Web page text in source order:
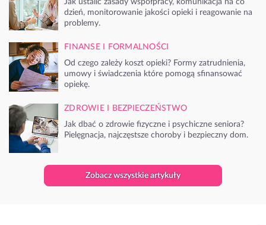
Jak ustalić zasady współpracy, komunikacja na co
dzień, monitorowanie jakości opieki i reagowanie na
problemy.
FINANSE I FORMALNOŚCI
Od czego zależy koszt opieki? Formy zatrudnienia,
umowy i świadczenia które pomogą sfinansować
opiekę.
ZDROWIE I BEZPIECZEŃSTWO
Jak dbać o zdrowie fizyczne i psychiczne seniora?
Pielęgnacja, najczęstsze choroby i bezpieczny dom.
Zobacz wszystkie artykuły